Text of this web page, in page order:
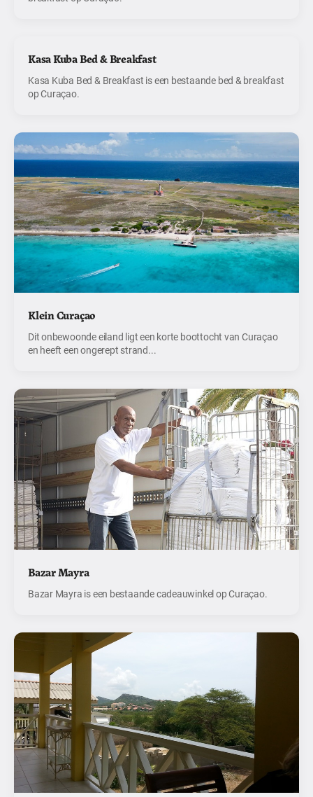
Kasa Kuba Bed & Breakfast
Kasa Kuba Bed & Breakfast is een bestaande bed & breakfast
op Curaçao.
Klein Curaçao
Dit onbewoonde eiland ligt een korte boottocht van Curaçao
en heeft een ongerept strand...
Bazar Mayra
Bazar Mayra is een bestaande cadeauwinkel op Curaçao.